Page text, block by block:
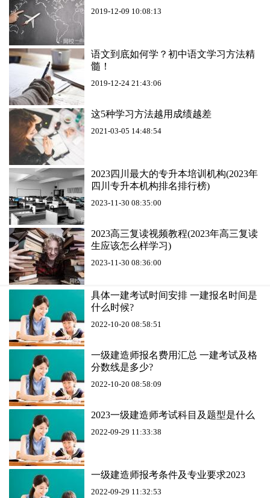
2019-12-09 10:08:13
语文到底如何学？初中语文学习方法精
髓！
2019-12-24 21:43:06
这5种学习方法越用成绩越差
2021-03-05 14:48:54
2023四川最大的专升本培训机构(2023年
四川专升本机构排名排行榜)
2023-11-30 08:35:00
2023高三复读视频教程(2023年高三复读
生应该怎么样学习)
2023-11-30 08:36:00
具体一建考试时间安排 一建报名时间是
什么时候?
2022-10-20 08:58:51
一级建造师报名费用汇总 一建考试及格
分数线是多少?
2022-10-20 08:58:09
2023一级建造师考试科目及题型是什么
2022-09-29 11:33:38
一级建造师报考条件及专业要求2023
2022-09-29 11:32:53